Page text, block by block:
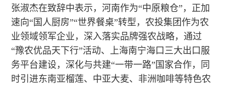
张淑杰在致辞中表示，河南作为“中原粮仓”，正加
速向“国人厨房”“世界餐桌”转型，农投集团作为农
业领域领军企业，深入落实品牌强农战略，通过
“豫农优品天下行”活动、上海南宁海口三大出口服
务平台建设，深化与共建“一带一路”国家合作，同
时引进东南亚榴莲、中亚大麦、非洲咖啡等特色农